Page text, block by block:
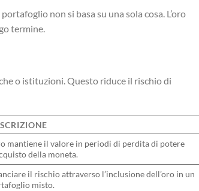
non si basa su una sola cosa. L’oro
termine.
o istituzioni. Questo riduce il rischio di
mantiene il valore in periodi di perdita di potere
della moneta.
il rischio attraverso l’inclusione dell’oro in un
misto.